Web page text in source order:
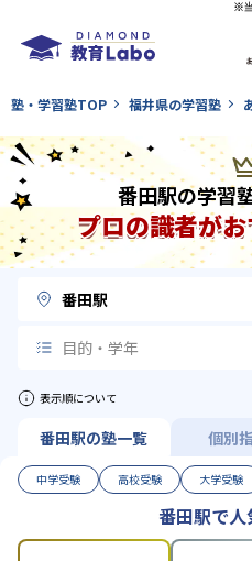
塾・学習塾TOP 福井県の学習塾
番田駅の学習
プロの識者が
番田駅
目的・学年
表示順について
番田駅の塾一覧 個別
中学受験 高校受験 大学受験
番田駅で人